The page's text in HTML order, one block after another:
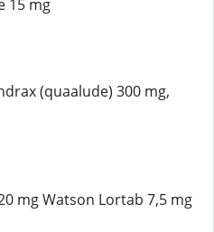
15 mg
(quaalude) 300 mg,
mg Watson Lortab 7,5 mg